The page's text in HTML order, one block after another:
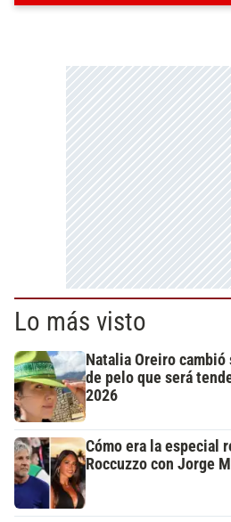
Lo más visto
Natalia Oreiro
de pelo que será
2026
Cómo era la especial
Roccuzzo con Jorge